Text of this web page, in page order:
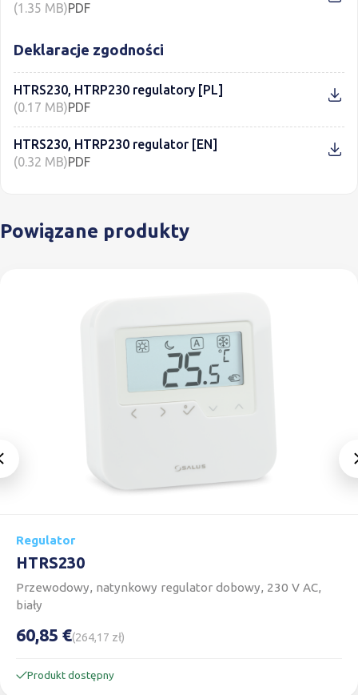
(1.35 MB)PDF
Deklaracje zgodności
HTRS230, HTRP230 regulatory [PL]
(0.17 MB)PDF
HTRS230, HTRP230 regulator [EN]
(0.32 MB)PDF
Powiązane produkty
Regulator
HTRS230
Przewodowy, natynkowy regulator dobowy, 230 V AC,
biały
60,85 €(264,17 zł)
Produkt dostępny